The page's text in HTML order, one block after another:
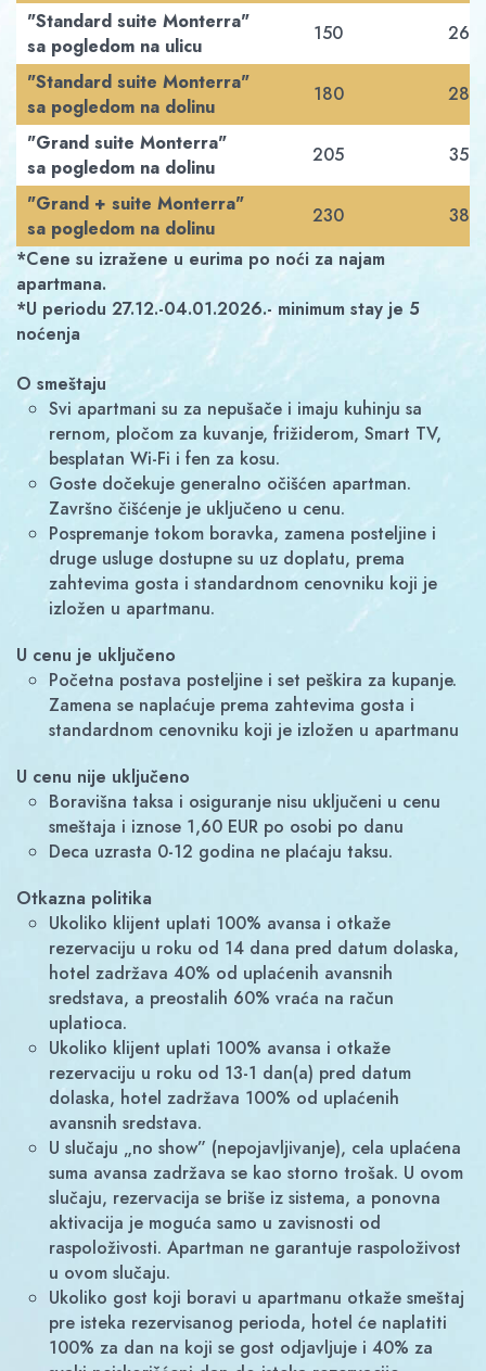
"Standard suite Monterra"
sa pogledom na ulicu
150
260
"Standard suite Monterra"
sa pogledom na dolinu
180
280
"Grand suite Monterra"
sa pogledom na dolinu
205
350
"Grand + suite Monterra"
sa pogledom na dolinu
230
380
*Cene su izražene u eurima po noći za najam
apartmana.
*U periodu 27.12.-04.01.2026.- minimum stay je 5
noćenja
O smeštaju
Svi apartmani su za nepušače i imaju kuhinju sa
rernom, pločom za kuvanje, frižiderom, Smart TV,
besplatan Wi-Fi i fen za kosu.
Goste dočekuje generalno očišćen apartman.
Završno čišćenje je uključeno u cenu.
Pospremanje tokom boravka, zamena posteljine i
druge usluge dostupne su uz doplatu, prema
zahtevima gosta i standardnom cenovniku koji je
izložen u apartmanu.
U cenu je uključeno
Početna postava posteljine i set peškira za kupanje.
Zamena se naplaćuje prema zahtevima gosta i
standardnom cenovniku koji je izložen u apartmanu
U cenu nije uključeno
Boravišna taksa i osiguranje nisu uključeni u cenu
smeštaja i iznose 1,60 EUR po osobi po danu
Deca uzrasta 0-12 godina ne plaćaju taksu.
Otkazna politika
Ukoliko klijent uplati 100% avansa i otkaže
rezervaciju u roku od 14 dana pred datum dolaska,
hotel zadržava 40% od uplaćenih avansnih
sredstava, a preostalih 60% vraća na račun
uplatioca.
Ukoliko klijent uplati 100% avansa i otkaže
rezervaciju u roku od 13-1 dan(a) pred datum
dolaska, hotel zadržava 100% od uplaćenih
avansnih sredstava.
U slučaju „no show” (nepojavljivanje), cela uplaćena
suma avansa zadržava se kao storno trošak. U ovom
slučaju, rezervacija se briše iz sistema, a ponovna
aktivacija je moguća samo u zavisnosti od
raspoloživosti. Apartman ne garantuje raspoloživost
u ovom slučaju.
Ukoliko gost koji boravi u apartmanu otkaže smeštaj
pre isteka rezervisanog perioda, hotel će naplatiti
100% za dan na koji se gost odjavljuje i 40% za